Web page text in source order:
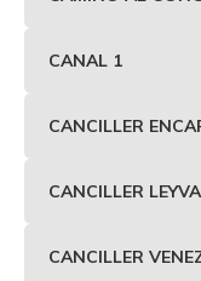
CANAL 1
CANCILLER
CANCILLER LEYVA
CANCILLER